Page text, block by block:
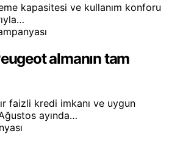
kapasitesi ve kullanım konforu
almanın tam
faizli kredi imkanı ve uygun
ayında…